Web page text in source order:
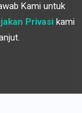
Kami untuk
Privasi kami